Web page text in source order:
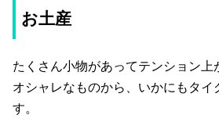
お土産
たくさん小物があってテンション上
オシャレなものから、いかにもタイ
す。